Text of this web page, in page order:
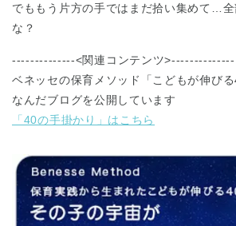
神奈川県
でももう片方の手ではまだ拾い集めて…
な？
--------------<関連コンテンツ>--------------
ベネッセの保育メソッド「こどもが伸び
なんだブログを公開しています
「40の手掛かり」はこちら